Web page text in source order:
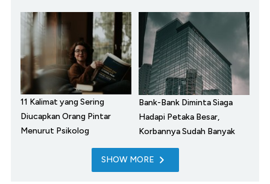
11 Kalimat yang Sering
Diucapkan Orang Pintar
Menurut Psikolog
Bank-Bank Diminta Siaga
Hadapi Petaka Besar,
Korbannya Sudah Banyak
SHOW MORE